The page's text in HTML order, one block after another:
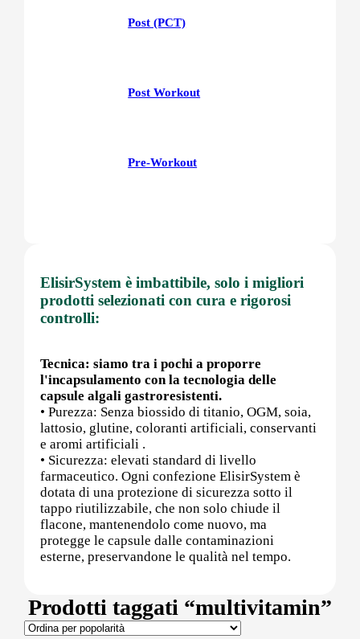
Post (PCT)
Post Workout
Pre-Workout
Proteine
Sali minerali
Supporto Reni
Dimagrimento naturale
ElisirSystem è imbattibile, solo i migliori
prodotti selezionati con cura e rigorosi
controlli:
Tecnica: siamo tra i pochi a proporre
l'incapsulamento con la tecnologia delle
capsule algali gastroresistenti.
• Purezza: Senza biossido di titanio, OGM, soia,
lattosio, glutine, coloranti artificiali, conservanti
e aromi artificiali .
• Sicurezza: elevati standard di livello
farmaceutico. Ogni confezione ElisirSystem è
dotata di una protezione di sicurezza sotto il
tappo riutilizzabile, che non solo chiude il
flacone, mantenendolo come nuovo, ma
protegge le capsule dalle contaminazioni
esterne, preservandone le qualità nel tempo.
Prodotti taggati “multivitamin”